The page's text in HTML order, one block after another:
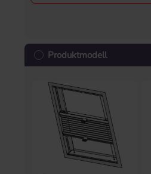
Produktmodell